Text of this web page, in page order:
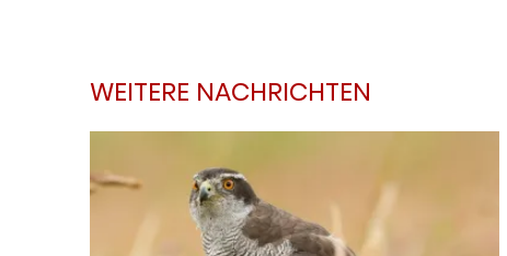
WEITERE NACHRICHTEN